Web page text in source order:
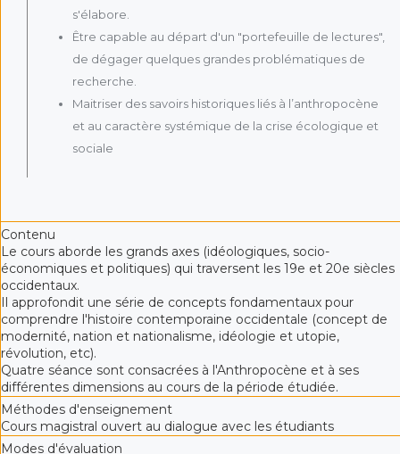
s'élabore.
Être capable au départ d'un "portefeuille de lectures",
de dégager quelques grandes problématiques de
recherche.
Maitriser des savoirs historiques liés à l’anthropocène
et au caractère systémique de la crise écologique et
sociale
Contenu
Le cours aborde les grands axes (idéologiques, socio-
économiques et politiques) qui traversent les 19e et 20e siècles
occidentaux.
Il approfondit une série de concepts fondamentaux pour
comprendre l'histoire contemporaine occidentale (concept de
modernité, nation et nationalisme, idéologie et utopie,
révolution, etc).
Quatre séance sont consacrées à l'Anthropocène et à ses
différentes dimensions au cours de la période étudiée.
Méthodes d'enseignement
Cours magistral ouvert au dialogue avec les étudiants
Modes d'évaluation